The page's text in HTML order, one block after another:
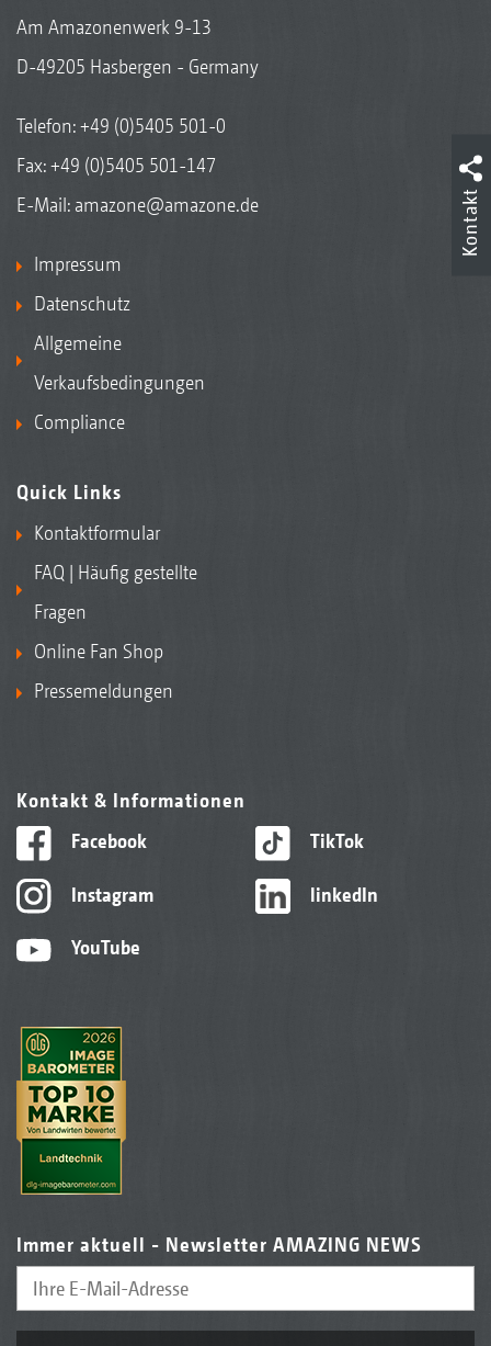
Am Amazonenwerk 9-13
D-49205 Hasbergen - Germany
Telefon:+49 (0)5405 501-0
Fax: +49 (0)5405 501-147
E-Mail: amazone@amazone.de
Impressum
Datenschutz
Allgemeine
Verkaufsbedingungen
Compliance
Quick Links
Kontaktformular
FAQ | Häufig gestellte
Fragen
Online Fan Shop
Pressemeldungen
Kontakt & Informationen
Facebook
Instagram
YouTube
TikTok
linkedIn
Immer aktuell - Newsletter AMAZING NEWS
Kontakt